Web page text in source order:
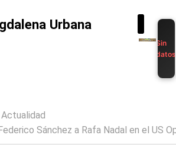
Urbana
Sin
datos
Actualidad
Sánchez a Rafa Nadal en el US